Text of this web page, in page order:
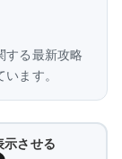
する最新攻略
ます。
させる